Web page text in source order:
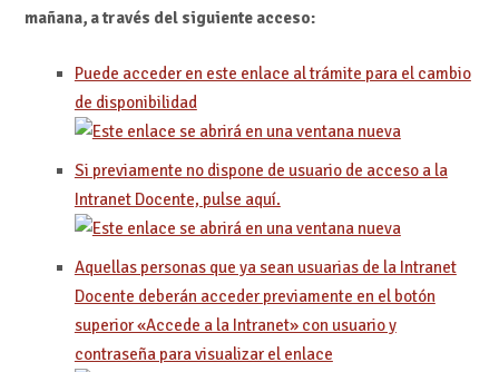
mañana, a través del siguiente acceso:
Puede acceder en este enlace al trámite para el cambio
de disponibilidad
Si previamente no dispone de usuario de acceso a la
Intranet Docente, pulse aquí.
Aquellas personas que ya sean usuarias de la Intranet
Docente deberán acceder previamente en el botón
superior «Accede a la Intranet» con usuario y
contraseña para visualizar el enlace